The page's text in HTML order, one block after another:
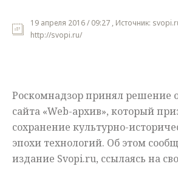
Мнения
19 апреля 2016 / 09:27 , Источник:
http://svopi.ru/
Роскомнадзор принял решение
сайта «Web-архив», который
сохранение культурно-
эпохи технологий. Об этом
издание Svopi.ru, ссылаясь на